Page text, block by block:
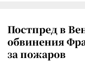
Постпред в
обвинения
за пожаров